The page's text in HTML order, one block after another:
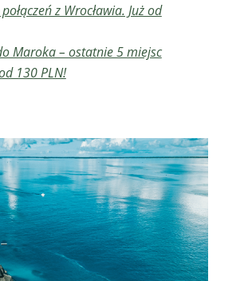
z Wrocławia. Już od
Maroka – ostatnie 5 miejsc
130 PLN!